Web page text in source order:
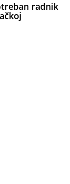
radnik